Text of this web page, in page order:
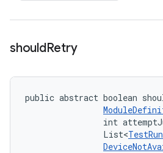
shouldRetry
public abstract boolean
int
                List<